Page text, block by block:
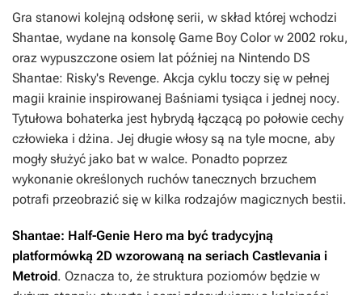
Gra stanowi kolejną odsłonę serii, w skład której wchodzi
Shantae, wydane na konsolę Game Boy Color w 2002 roku,
oraz wypuszczone osiem lat później na Nintendo DS
Shantae: Risky's Revenge. Akcja cyklu toczy się w pełnej
magii krainie inspirowanej Baśniami tysiąca i jednej nocy.
Tytułowa bohaterka jest hybrydą łączącą po połowie cechy
człowieka i dżina. Jej długie włosy są na tyle mocne, aby
mogły służyć jako bat w walce. Ponadto poprzez
wykonanie określonych ruchów tanecznych brzuchem
potrafi przeobrazić się w kilka rodzajów magicznych bestii.
Shantae: Half-Genie Hero ma być tradycyjną
platformówką 2D wzorowaną na seriach Castlevania i
Metroid. Oznacza to, że struktura poziomów będzie w